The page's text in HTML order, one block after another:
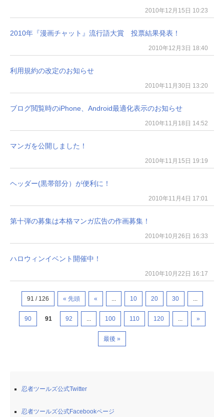
2010年12月15日 10:23
2010年『漫画チャット』流行語大賞 投票結果発表！
2010年12月3日 18:40
利用規約の改定のお知らせ
2010年11月30日 13:20
ブログ閲覧時のiPhone、Android最適化表示のお知らせ
2010年11月18日 14:52
マンガを公開しました！
2010年11月15日 19:19
ヘッダー(黒帯部分）が便利に！
2010年11月4日 17:01
第十弾の募集は本格マンガ広告の作画募集！
2010年10月26日 16:33
ハロウィンイベント開催中！
2010年10月22日 16:17
91 / 126 « 先頭 « ... 10 20 30 ...
90 91 92 ... 100 110 120 ... »
最後 »
忍者ツールズ公式Twitter
忍者ツールズ公式Facebookページ